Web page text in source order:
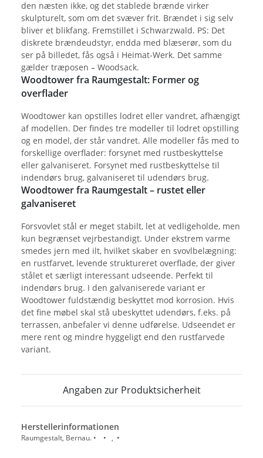
den næsten ikke, og det stablede brænde virker
skulpturelt, som om det svæver frit. Brændet i sig selv
bliver et blikfang. Fremstillet i Schwarzwald. PS: Det
diskrete brændeudstyr, endda med blæserør, som du
ser på billedet, fås også i Heimat-Werk. Det samme
gælder træposen – Woodsack.
Woodtower fra Raumgestalt: Former og
overflader
Woodtower kan opstilles lodret eller vandret, afhængigt
af modellen. Der findes tre modeller til lodret opstilling
og en model, der står vandret. Alle modeller fås med to
forskellige overflader: forsynet med rustbeskyttelse
eller galvaniseret. Forsynet med rustbeskyttelse til
indendørs brug, galvaniseret til udendørs brug.
Woodtower fra Raumgestalt – rustet eller
galvaniseret
Forsvovlet stål er meget stabilt, let at vedligeholde, men
kun begrænset vejrbestandigt. Under ekstrem varme
smedes jern med ilt, hvilket skaber en svovlbelægning:
en rustfarvet, levende struktureret overflade, der giver
stålet et særligt interessant udseende. Perfekt til
indendørs brug. I den galvaniserede variant er
Woodtower fuldstændig beskyttet mod korrosion. Hvis
det fine møbel skal stå ubeskyttet udendørs, f.eks. på
terrassen, anbefaler vi denne udførelse. Udseendet er
mere rent og mindre hyggeligt end den rustfarvede
variant.
Angaben zur Produktsicherheit
Herstellerinformationen
Raumgestalt, Bernau. • • , •